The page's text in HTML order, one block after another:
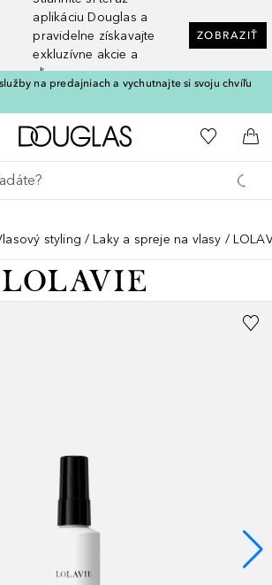
aplikáciu Douglas a
pravidelne získavajte
exkluzívne akcie a
zľavy
ZOBRAZIŤ
na predajniach a vychutnajte si svoju chvíľu
Domov Do môjho
Do
styling Laky a spreje na vlasy